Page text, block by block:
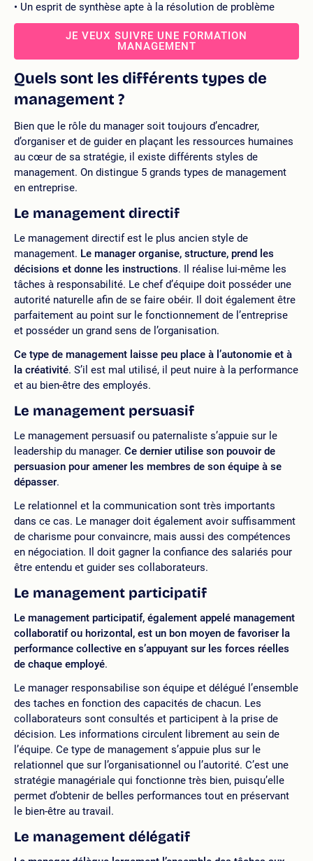
Un esprit de synthèse apte à la résolution de problème
JE VEUX SUIVRE UNE FORMATION
MANAGEMENT
Quels sont les différents types de
management ?
Bien que le rôle du manager soit toujours d’encadrer,
d’organiser et de guider en plaçant les ressources humaines
au cœur de sa stratégie, il existe différents styles de
management. On distingue 5 grands types de management
en entreprise.
Le management directif
Le management directif est le plus ancien style de
management. Le manager organise, structure, prend les
décisions et donne les instructions. Il réalise lui-même les
tâches à responsabilité. Le chef d’équipe doit posséder une
autorité naturelle afin de se faire obéir. Il doit également être
parfaitement au point sur le fonctionnement de l’entreprise
et posséder un grand sens de l’organisation.
Ce type de management laisse peu place à l’autonomie et à
la créativité. S’il est mal utilisé, il peut nuire à la performance
et au bien-être des employés.
Le management persuasif
Le management persuasif ou paternaliste s’appuie sur le
leadership du manager. Ce dernier utilise son pouvoir de
persuasion pour amener les membres de son équipe à se
dépasser.
Le relationnel et la communication sont très importants
dans ce cas. Le manager doit également avoir suffisamment
de charisme pour convaincre, mais aussi des compétences
en négociation. Il doit gagner la confiance des salariés pour
être entendu et guider ses collaborateurs.
Le management participatif
Le management participatif, également appelé management
collaboratif ou horizontal, est un bon moyen de favoriser la
performance collective en s’appuyant sur les forces réelles
de chaque employé.
Le manager responsabilise son équipe et délégué l’ensemble
des taches en fonction des capacités de chacun. Les
collaborateurs sont consultés et participent à la prise de
décision. Les informations circulent librement au sein de
l’équipe. Ce type de management s’appuie plus sur le
relationnel que sur l’organisationnel ou l’autorité. C’est une
stratégie managériale qui fonctionne très bien, puisqu’elle
permet d’obtenir de belles performances tout en préservant
le bien-être au travail.
Le management délégatif